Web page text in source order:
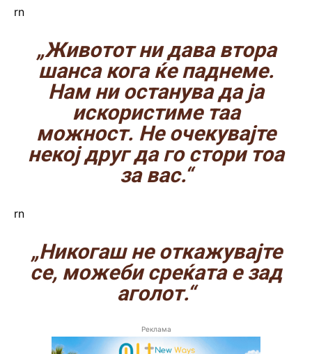
rn
„Животот ни дава втора
шанса кога ќе паднеме.
Нам ни останува да ја
искористиме таа
можност. Не очекувајте
некој друг да го стори тоа
за вас.“
rn
„Никогаш не откажувајте
се, можеби среќата е зад
аголот.“
Реклама